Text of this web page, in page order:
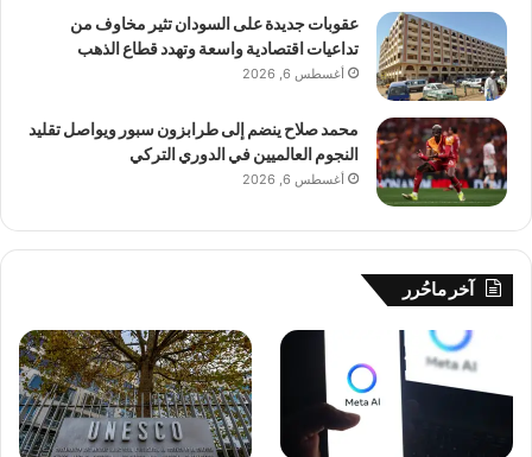
عقوبات جديدة على السودان تثير مخاوف من
تداعيات اقتصادية واسعة وتهدد قطاع الذهب
أغسطس 6, 2026
محمد صلاح ينضم إلى طرابزون سبور ويواصل تقليد
النجوم العالميين في الدوري التركي
أغسطس 6, 2026
آخر ماحُرر